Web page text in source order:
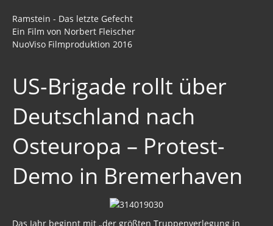
Ramstein - Das letzte Gefecht
Ein Film von Norbert Fleischer
NuoViso Filmproduktion 2016
US-Brigade rollt über
Deutschland nach
Osteuropa – Protest-
Demo in Bremerhaven
Das Jahr beginnt mit „der größten Truppenverlegung in